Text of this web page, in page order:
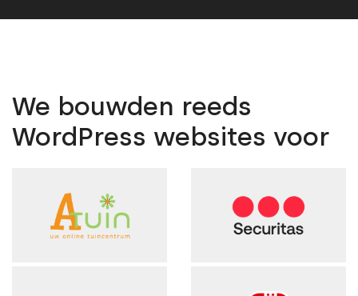
We bouwden reeds
WordPress websites voor